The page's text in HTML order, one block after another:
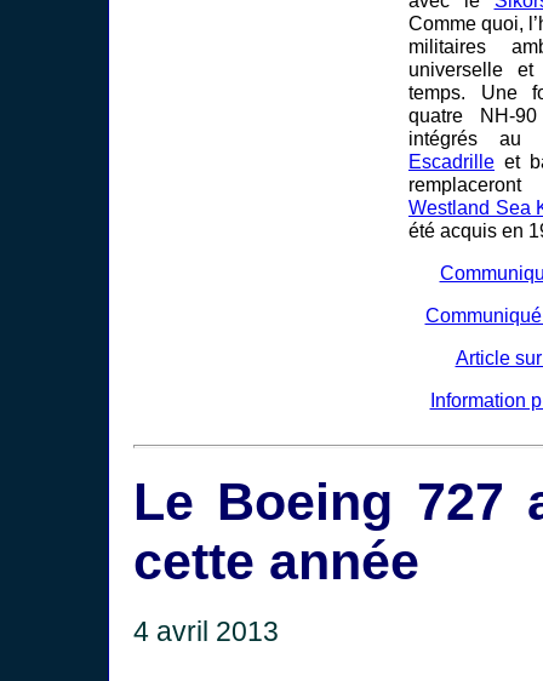
Comme quoi,
militaires
universelle
temps. Une
quatre NH-
intégrés
Escadrille et
Westland Sea
été acquis en
Article
Information
Le Boeing 727
cette année
4 avril 2013